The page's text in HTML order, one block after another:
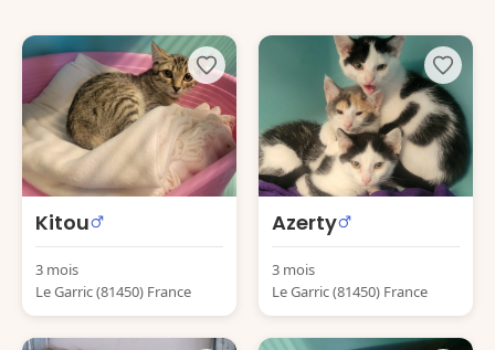
Kitou
3 mois
Le Garric (81450) France
Azerty
3 mois
Le Garric (81450) France